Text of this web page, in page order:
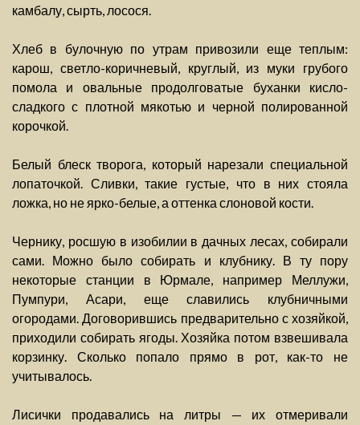
камбалу, сырть, лосося.
Хлеб в булочную по утрам привозили еще теплым:
карош, светло-коричневый, круглый, из муки грубого
помола и овальные продолговатые буханки кисло-
сладкого с плотной мякотью и черной полированной
корочкой.
Белый блеск творога, который нарезали специальной
лопаточкой. Сливки, такие густые, что в них стояла
ложка, но не ярко-белые, а оттенка слоновой кости.
Чернику, росшую в изобилии в дачных лесах, собирали
сами. Можно было собирать и клубнику. В ту пору
некоторые станции в Юрмале, например Меллужи,
Пумпури, Асари, еще славились клубничными
огородами. Договорившись предварительно с хозяйкой,
приходили собирать ягоды. Хозяйка потом взвешивала
корзинку. Сколько попало прямо в рот, как-то не
учитывалось.
Лисички продавались на литры — их отмеривали